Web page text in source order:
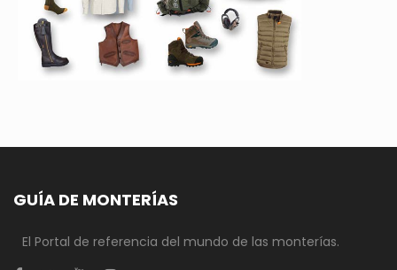
GUÍA DE MONTERÍAS
El Portal de referencia del mundo de las monterías.